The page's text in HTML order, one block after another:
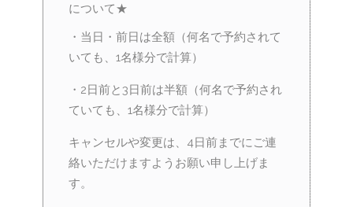
について★
・当日・前日は全額（何名で予約されて
いても、1名様分で計算）
・2日前と3日前は半額（何名で予約され
ていても、1名様分で計算）
キャンセルや変更は、4日前までにご連
絡いただけますようお願い申し上げま
す。